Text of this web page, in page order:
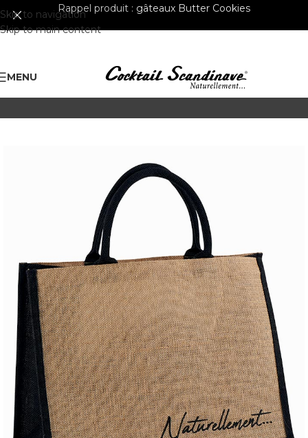
Skip to navigation
Skip to main content
Rappel produit : gâteaux Butter Cookies
MENU